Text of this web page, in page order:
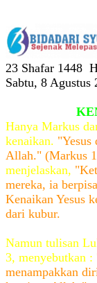
23 Shafar 1448
Sabtu, 8 Agustus
Hanya Markus
kenaikan. "Yesus
Allah." (Markus
menjelaskan,
mereka, ia
Kenaikan Yesus
dari kubur.
Namun tulisan
3, menyebutkan :
menampakkan